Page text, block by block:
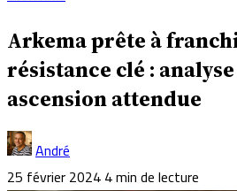
Arkema prête à
résistance clé :
ascension attendue
André
25 février 20244 min de lecture